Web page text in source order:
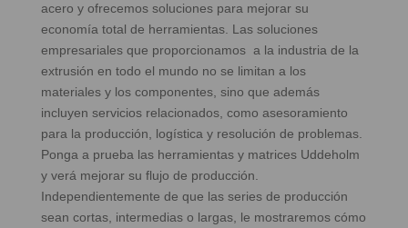
acero y ofrecemos soluciones para mejorar su
economía total de herramientas. Las soluciones
empresariales que proporcionamos a la industria de la
extrusión en todo el mundo no se limitan a los
materiales y los componentes, sino que además
incluyen servicios relacionados, como asesoramiento
para la producción, logística y resolución de problemas.
Ponga a prueba las herramientas y matrices Uddeholm
y verá mejorar su flujo de producción.
Independientemente de que las series de producción
sean cortas, intermedias o largas, le mostraremos cómo